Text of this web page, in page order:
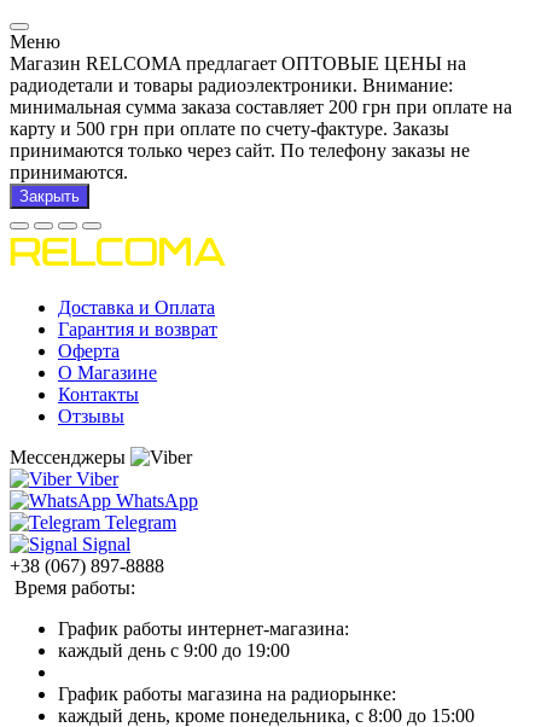
Меню
Магазин RELCOMA предлагает ОПТОВЫЕ ЦЕНЫ на
радиодетали и товары радиоэлектроники. Внимание:
минимальная сумма заказа составляет 200 грн при оплате на
карту и 500 грн при оплате по счету-фактуре. Заказы
принимаются только через сайт. По телефону заказы не
принимаются.
Закрыть
Доставка и Оплата
Гарантия и возврат
Оферта
О Магазине
Контакты
Отзывы
Мессенджеры
Viber
WhatsApp
Telegram
Signal
+38 (067) 897-8888
Время работы:
График работы интернет-магазина:
каждый день с 9:00 до 19:00
График работы магазина на радиорынке:
каждый день, кроме понедельника, с 8:00 до 15:00